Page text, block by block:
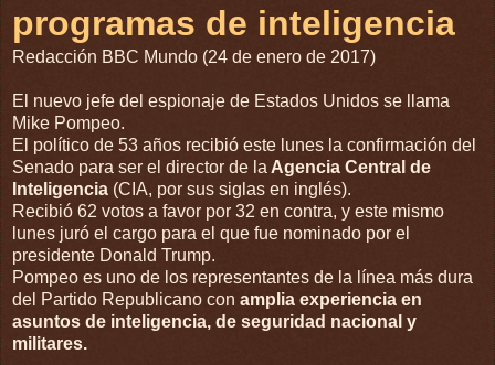
programas de inteligencia
Redacción BBC Mundo (24 de enero de 2017)
El nuevo jefe del espionaje de Estados Unidos se llama
Mike Pompeo.
El político de 53 años recibió este lunes la confirmación del
Senado para ser el director de laAgencia Central de
Inteligencia (CIA, por sus siglas en inglés).
Recibió 62 votos a favor por 32 en contra, y este mismo
lunes juró el cargo para el que fue nominado por el
presidente Donald Trump.
Pompeo es uno de los representantes de la línea más dura
del Partido Republicano con amplia experiencia en
asuntos de inteligencia, de seguridad nacional y
militares.